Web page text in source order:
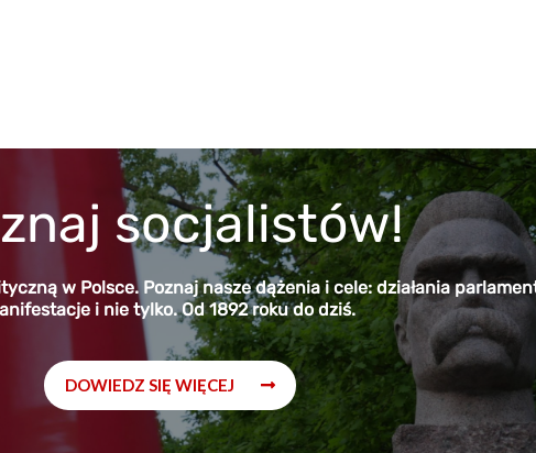
socjalistów!
w Polsce. Poznaj nasze dążenia i cele: działania
i nie tylko. Od 1892 roku do dziś.
DOWIEDZ SIĘ WIĘCEJ